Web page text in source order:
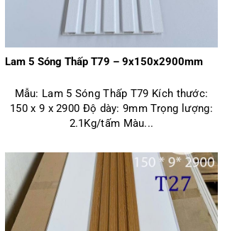
Lam 5 Sóng Thấp T79 – 9x150x2900mm
Mẫu: Lam 5 Sóng Thấp T79 Kích thước:
150 x 9 x 2900 Độ dày: 9mm Trọng lượng:
2.1Kg/tấm Màu...